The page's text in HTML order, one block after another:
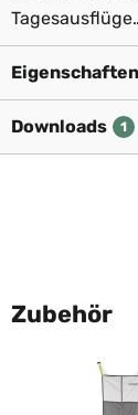
Eigenschaften
Downloads 1
Zubehör